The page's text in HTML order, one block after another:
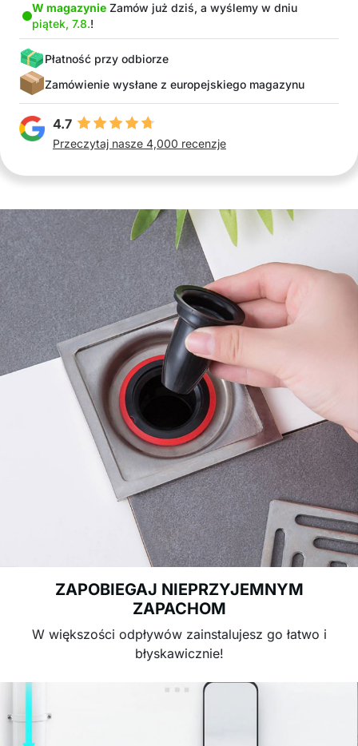
W magazynie Zamów już dziś, a wyślemy w dniu
piątek, 7.8.!
Płatność przy odbiorze
Zamówienie wysłane z europejskiego magazynu
4.7
Przeczytaj nasze 4,000 recenzje
ZAPOBIEGAJ NIEPRZYJEMNYM
ZAPACHOM
W większości odpływów zainstalujesz go łatwo i
błyskawicznie!